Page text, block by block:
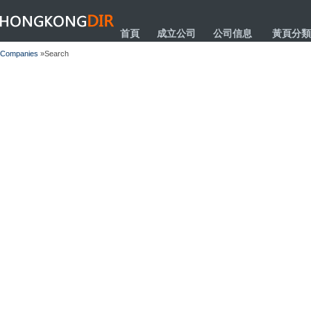
HONGKONGDIR
首頁 成立公司 公司信息 黃頁分類
Companies »Search